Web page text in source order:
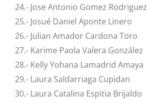
24.- Jose Antonio Gomez Rodriguez
25.- Josué Daniel Aponte Linero
26.- Julian Amador Cardona Toro
27.- Karime Paola Valera González
28.- Kelly Yohana Lamadrid Amaya
29.- Laura Saldarriaga Cupidan
30.- Laura Catalina Espitia Brijaldo